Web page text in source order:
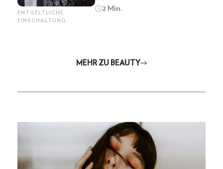
ENTGELTLICHE
EINSCHALTUNG
2 Min.
MEHR ZU BEAUTY